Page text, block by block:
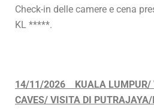
Check-in delle camere e cena
KL *****.
14/11/2026 KUALA LUMPUR/
CAVES/ VISITA DI